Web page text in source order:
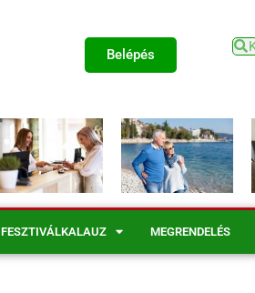
Belépés
FESZTIVÁLKALAUZ MEGRENDELÉS